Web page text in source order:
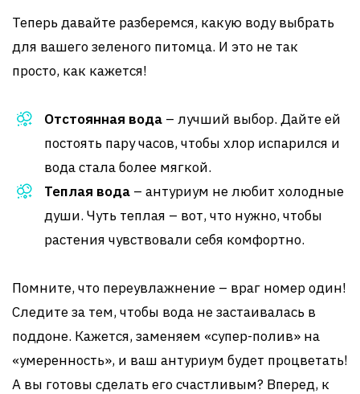
Теперь давайте разберемся, какую воду выбрать
для вашего зеленого питомца. И это не так
просто, как кажется!
Отстоянная вода – лучший выбор. Дайте ей
постоять пару часов, чтобы хлор испарился и
вода стала более мягкой.
Теплая вода – антуриум не любит холодные
души. Чуть теплая – вот, что нужно, чтобы
растения чувствовали себя комфортно.
Помните, что переувлажнение – враг номер один!
Следите за тем, чтобы вода не застаивалась в
поддоне. Кажется, заменяем «супер-полив» на
«умеренность», и ваш антуриум будет процветать!
А вы готовы сделать его счастливым? Вперед, к